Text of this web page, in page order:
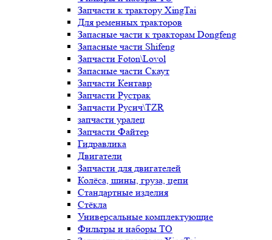
Запчасти к трактору XingTai
Для ременных тракторов
Запасные части к тракторам Dongfeng
Запасные части Shifeng
Запчасти Foton\Lovol
Запасные части Скаут
Запчасти Кентавр
Запчасти Рустрак
Запчасти Русич\TZR
запчасти уралец
Запчасти Файтер
Гидравлика
Двигатели
Запчасти для двигателей
Колёса, шины, груза, цепи
Стандартные изделия
Стёкла
Универсальные комплектующие
Фильтры и наборы ТО